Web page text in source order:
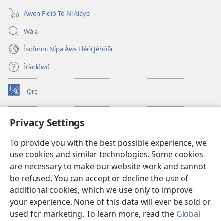
Privacy Settings
To provide you with the best possible experience, we
use cookies and similar technologies. Some cookies
are necessary to make our website work and cannot
be refused. You can accept or decline the use of
additional cookies, which we use only to improve
your experience. None of this data will ever be sold or
used for marketing. To learn more, read the Global
Àwọn Fídíò Tó Ní Àlàyé
Wá a
Ìsọfúnni Nípa Àwa Ẹlẹ́rìí Jèhófà
Ìrànlọ́wọ́
Ọrẹ
(opens
new
ÀKÁ ÌWÉ ORÍ ÍŃTÁNẸ́Ẹ̀TÌ TI Watchtower™
(opens
window)JW Hub
(opens
new
window)JW Library
Watchtower Library ®